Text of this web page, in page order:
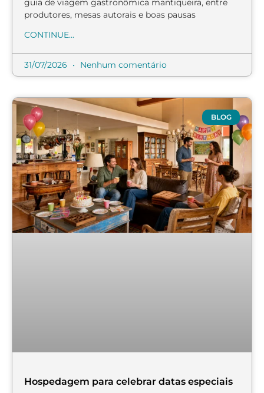
guia de viagem gastronômica mantiqueira, entre
produtores, mesas autorais e boas pausas
CONTINUE...
31/07/2026 Nenhum comentário
BLOG
Hospedagem para celebrar datas especiais